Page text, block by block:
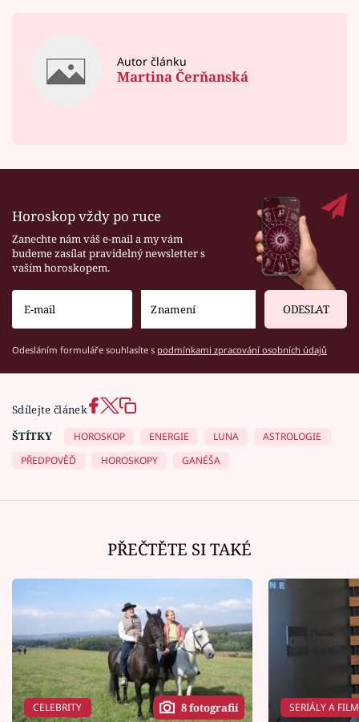
Autor článku
Martina Čerňanská
Horoskop vždy po ruce
Zanechte nám váš e-mail a my vám
budeme zasílat pravidelný newsletter s
vaším horoskopem.
ODESLAT
Odesláním formuláře souhlasíte s podmínkami zpracování osobních údajů
Sdílejte článek
ŠTÍTKY
HOROSKOP ENERGIE LUNA
ASTROLOGIE
PŘEDPOVĚĎ
HOROSKOPY GANÉŠA
PŘEČTĚTE SI TAKÉ
CELEBRITY 8 fotografií SERIÁLY A